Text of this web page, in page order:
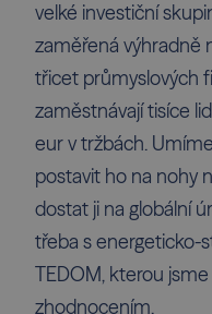
velké investiční
zaměřená výhradně
třicet průmyslových
zaměstnávají tisíce
eur v tržbách.
postavit ho na nohy
dostat ji na globální
třeba s energeticko-
TEDOM, kterou jsme
zhodnocením.